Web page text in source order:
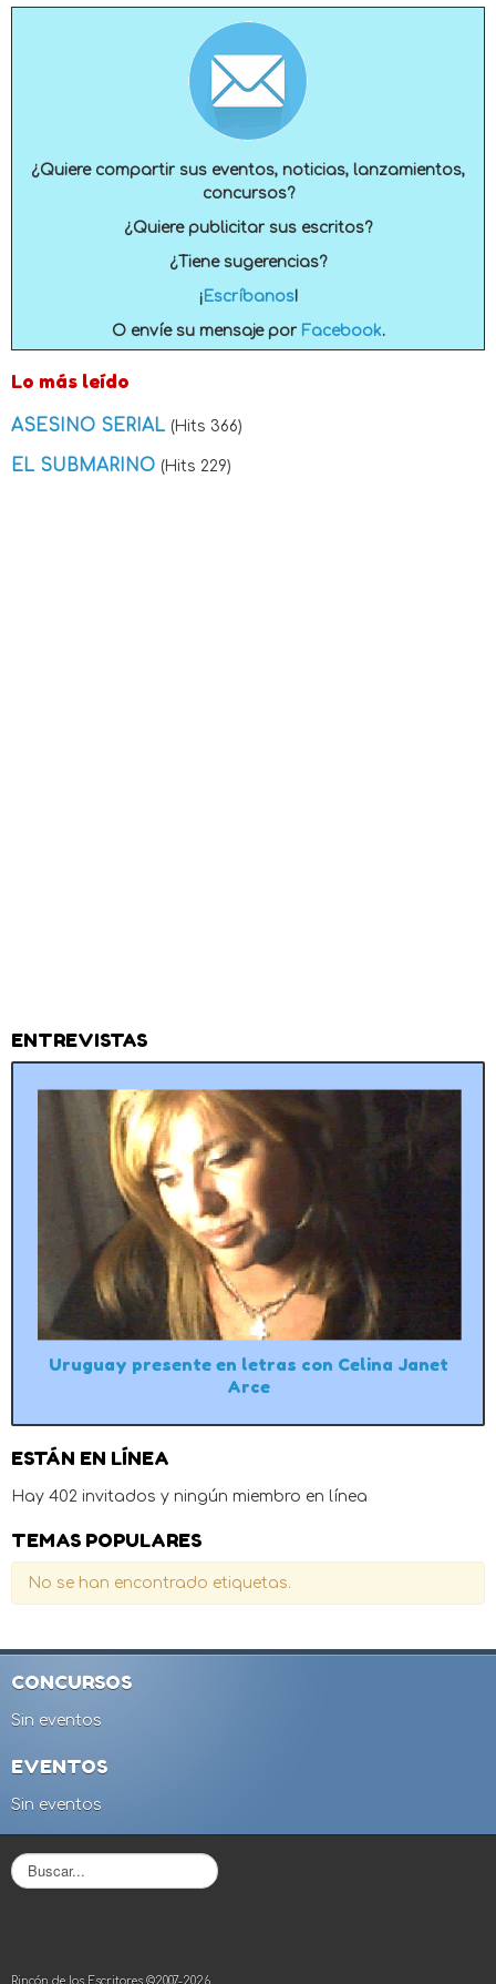
¿Quiere compartir sus eventos, noticias, lanzamientos,
concursos?
¿Quiere publicitar sus escritos?
¿Tiene sugerencias?
¡ Escríbanos!
O envíe su mensaje por Facebook.
Lo más leído
ASESINO SERIAL (Hits 366)
EL SUBMARINO (Hits 229)
ENTREVISTAS
Uruguay presente en letras con Celina Janet
Arce
ESTÁN EN LÍNEA
Hay 402 invitados y ningún miembro en línea
TEMAS POPULARES
No se han encontrado etiquetas.
CONCURSOS
Sin eventos
EVENTOS
Sin eventos
B
u
rRincón de los Escritores ©2007-2026